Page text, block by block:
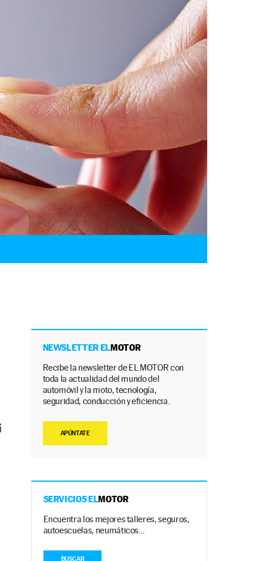
NEWSLETTER ELMOTOR
Recibe la newsletter de EL MOTOR con
toda la actualidad del mundo del
automóvil y la moto, tecnología,
seguridad, conducción y eficiencia.
APÚNTATE
SERVICIOS ELMOTOR
Encuentra los mejores talleres, seguros,
autoescuelas, neumáticos…
BUSCAR